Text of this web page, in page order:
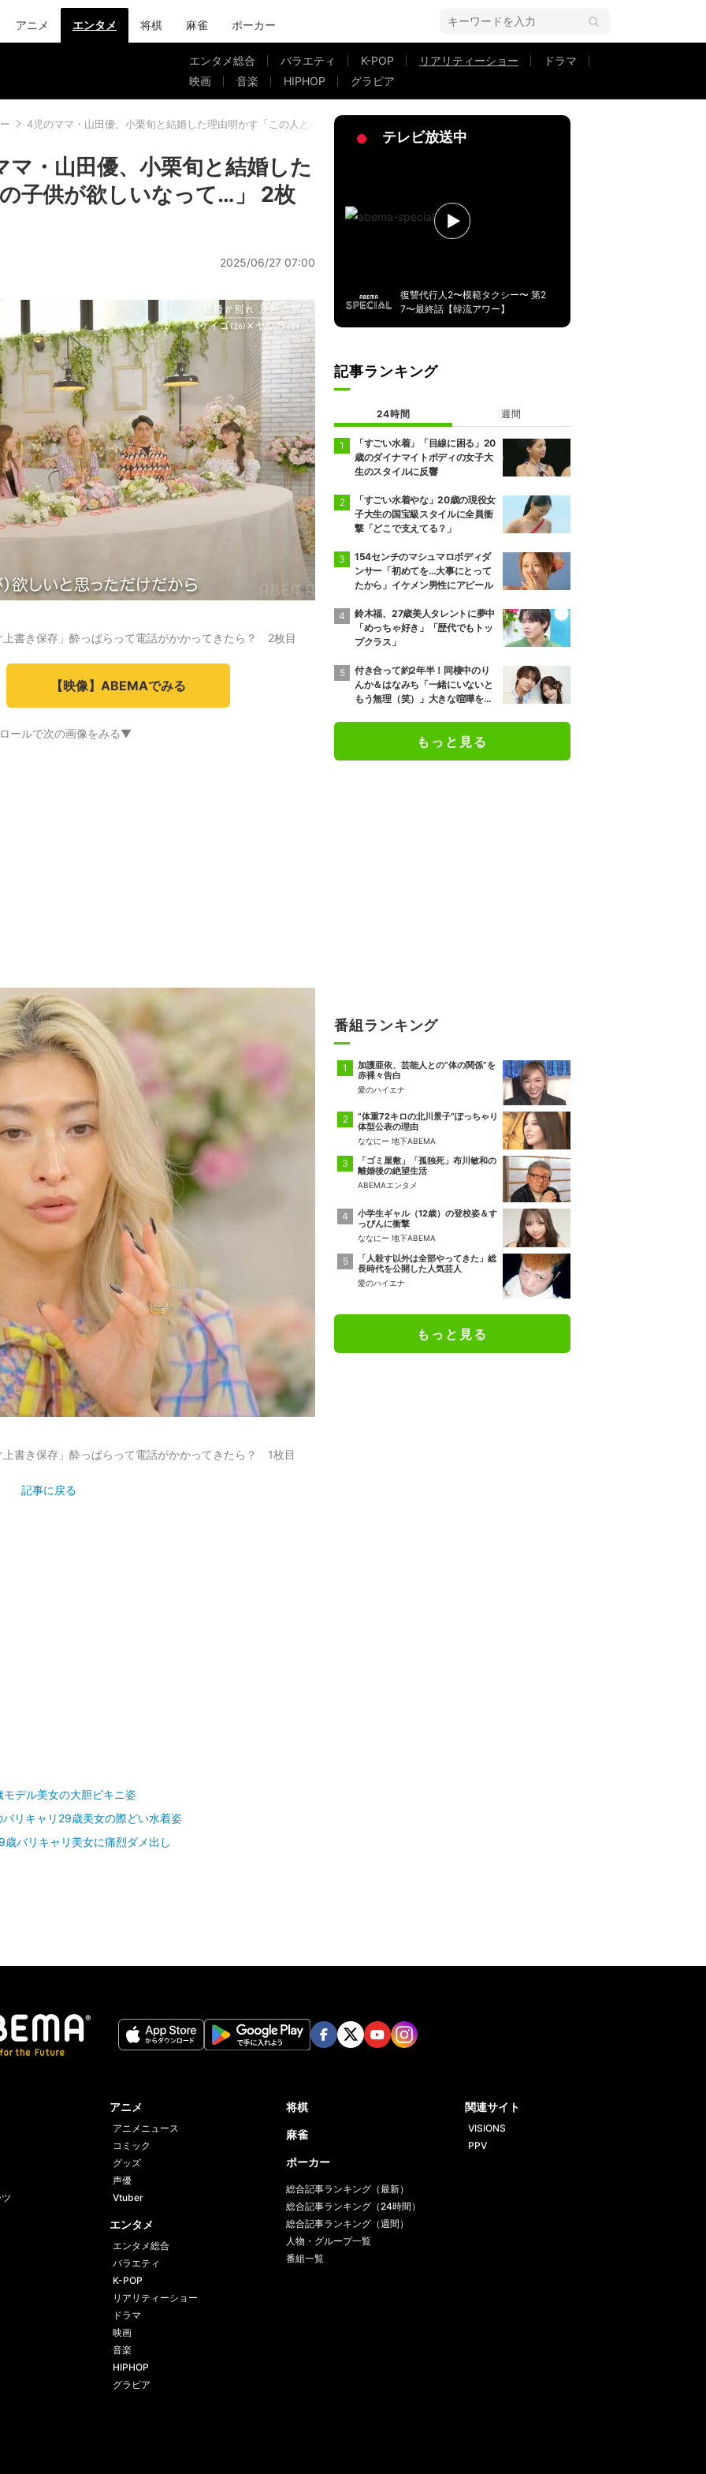
アニメ エンタメ 将棋 麻雀 ポーカー
エンタメ総合 バラエティ K-POP リアリティーショー
ドラマ
映画
音楽 HIPHOP グラビア
4児のママ・山田優、小栗旬と結婚した理由明かす「この人との子供が欲しいなって…」
・山田優、小栗旬と結婚した
子供が欲しいなって…」 2枚
2025/06/27 07:00
書き保存」酔っぱらって電話がかかってきたら？ 2枚目
【映像】ABEMAでみる
ールで次の画像をみる▼
書き保存」酔っぱらって電話がかかってきたら？ 1枚目
記事に戻る
デル美女の大胆ビキニ姿
リキャリ29歳美女の際どい水着姿
バリキャリ美女に痛烈ダメ出し
テレビ放送中
復讐代行人2〜模範タクシー〜 第2
7〜最終話【韓流アワー】
記事ランキング
24時間 週間
「すごい水着」「目線に困る」20
歳のダイナマイトボディの女子大
生のスタイルに反響
「すごい水着やな」20歳の現役女
子大生の国宝級スタイルに全員衝
撃「どこで支えてる？」
154センチのマシュマロボディダ
ンサー「初めてを…大事にとって
たから」イケメン男性にアピール
鈴木福、27歳美人タレントに夢中
「めっちゃ好き」「歴代でもトッ
プクラス」
付き合って約2年半！同棲中のり
んか＆はなみち「一緒にいないと
もう無理（笑）」大きな喧嘩を経
もっと見る
番組ランキング
加護亜依、芸能人との“体の関係”を
赤裸々告白
愛のハイエナ
“体重72キロの北川景子”ぽっちゃり
体型公表の理由
ななにー 地下ABEMA
「ゴミ屋敷」「孤独死」布川敏和の
離婚後の絶望生活
ABEMAエンタメ
小学生ギャル（12歳）の登校姿＆す
っぴんに衝撃
ななにー 地下ABEMA
「人殺す以外は全部やってきた」総
長時代を公開した人気芸人
愛のハイエナ
もっと見る
アニメ
アニメニュース
コミック
グッズ
声優
Vtuber
エンタメ
エンタメ総合
バラエティ
K-POP
リアリティーショー
ドラマ
映画
音楽
HIPHOP
グラビア
将棋
麻雀
ポーカー
総合記事ランキング（最新）
総合記事ランキング（24時間）
総合記事ランキング（週間）
人物・グループ一覧
番組一覧
関連サイト
VISIONS
PPV